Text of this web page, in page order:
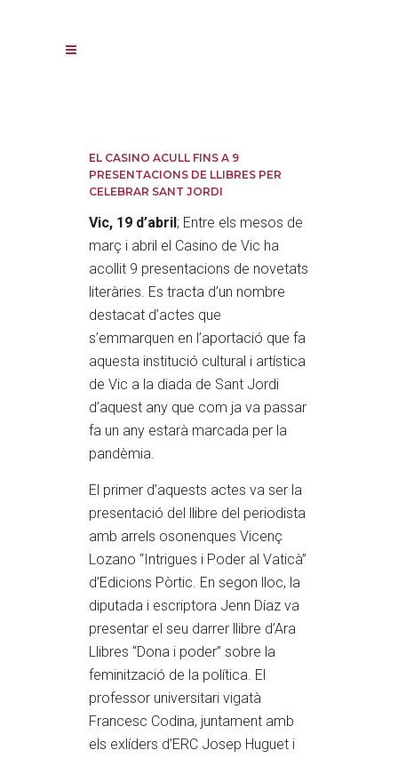
EL CASINO ACULL FINS A 9
PRESENTACIONS DE LLIBRES PER
CELEBRAR SANT JORDI
Vic, 19 d’abril; Entre els mesos de
març i abril el Casino de Vic ha
acollit 9 presentacions de novetats
literàries. Es tracta d’un nombre
destacat d’actes que
s’emmarquen en l’aportació que fa
aquesta institució cultural i artística
de Vic a la diada de Sant Jordi
d’aquest any que com ja va passar
fa un any estarà marcada per la
pandèmia.
El primer d’aquests actes va ser la
presentació del llibre del periodista
amb arrels osonenques Vicenç
Lozano “Intrigues i Poder al Vaticà”
d’Edicions Pòrtic. En segon lloc, la
diputada i escriptora Jenn Díaz va
presentar el seu darrer llibre d’Ara
Llibres “Dona i poder” sobre la
feminització de la política. El
professor universitari vigatà
Francesc Codina, juntament amb
els exlíders d’ERC Josep Huguet i